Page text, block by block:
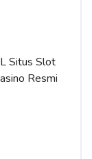
Situs Slot
Resmi